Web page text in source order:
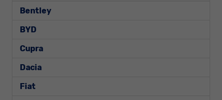
Bentley
BYD
Cupra
Dacia
Fiat